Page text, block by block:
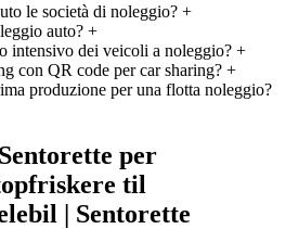
le società di noleggio? +
auto? +
intensivo dei veicoli a noleggio? +
con QR code per car sharing? +
produzione per una flotta noleggio?
per
til
| Sentorette